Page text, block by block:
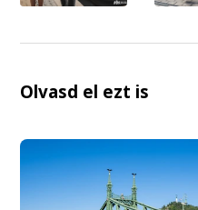
Olvasd el ezt is